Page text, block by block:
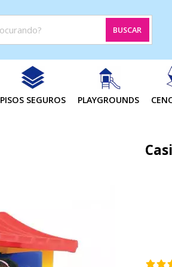
BUSCAR
PISOS SEGUROS PLAYGROUNDS